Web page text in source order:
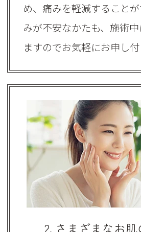
め、痛みを軽減すること
みが不安なかたも、施術
ますのでお気軽にお申し付
2. さまざまなお